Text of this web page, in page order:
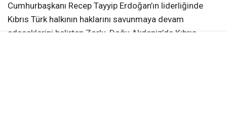
Cumhurbaşkanı Recep Tayyip Erdoğan’ın liderliğinde
Kıbrıs Türk halkının haklarını savunmaya devam
edeceklerini belirten Zorlu, Doğu Akdeniz’de Kıbrıs